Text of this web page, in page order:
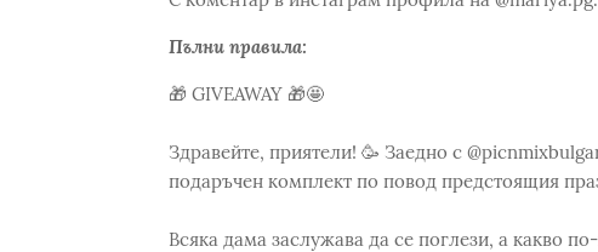
Пълни правила:
🎁 GIVEAWAY 🎁🤩
Здравейте, приятели! 🥳 Заедно с
подаръчен комплект по повод предстоящия
Всяка дама заслужава да се поглези, а какво